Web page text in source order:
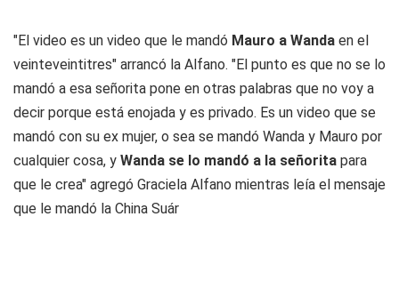
"El video es un video que le mandó Mauro a Wanda en el
veinteveintitres" arrancó la Alfano. "El punto es que no se lo
mandó a esa señorita pone en otras palabras que no voy a
decir porque está enojada y es privado. Es un video que se
mandó con su ex mujer, o sea se mandó Wanda y Mauro por
cualquier cosa, y Wanda se lo mandó a la señorita para
que le crea" agregó Graciela Alfano mientras leía el mensaje
que le mandó la China Suár